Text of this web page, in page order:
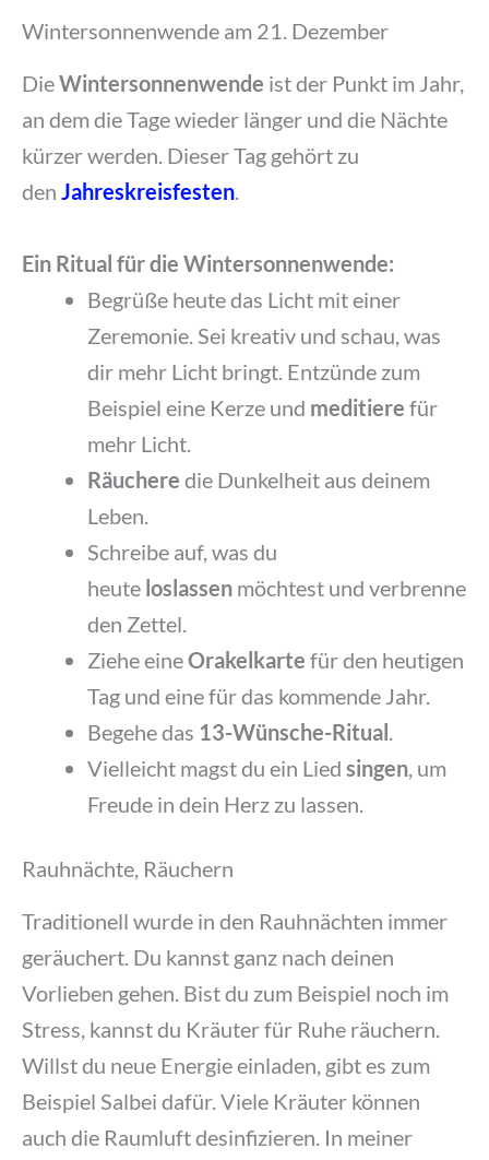
Wintersonnenwende am 21. Dezember
DieWintersonnenwende ist der Punkt im Jahr,
an dem die Tage wieder länger und die Nächte
kürzer werden. Dieser Tag gehört zu
den Jahreskreisfesten.
Ein Ritual für die Wintersonnenwende:
Begrüße heute das Licht mit einer
Zeremonie. Sei kreativ und schau, was
dir mehr Licht bringt. Entzünde zum
Beispiel eine Kerze und meditiere für
mehr Licht.
Räuchere die Dunkelheit aus deinem
Leben.
Schreibe auf, was du
heute loslassen möchtest und verbrenne
den Zettel.
Ziehe eineOrakelkarte für den heutigen
Tag und eine für das kommende Jahr.
Begehe das 13-Wünsche-Ritual.
Vielleicht magst du ein Lied singen, um
Freude in dein Herz zu lassen.
Rauhnächte, Räuchern
Traditionell wurde in den Rauhnächten immer
geräuchert. Du kannst ganz nach deinen
Vorlieben gehen. Bist du zum Beispiel noch im
Stress, kannst du Kräuter für Ruhe räuchern.
Willst du neue Energie einladen, gibt es zum
Beispiel Salbei dafür. Viele Kräuter können
auch die Raumluft desinfizieren. In meiner